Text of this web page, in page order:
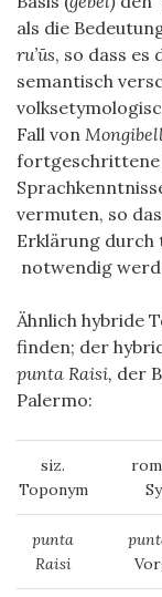
als die
ru’ūs, so dass es
semantisch
Fall von
fortgeschrittene
vermuten, so
Erklärung durch
notwendig
Ähnlich hybride
finden; der
punta Raisi, der
Palermo:
siz.
Toponym
punta
Raisi